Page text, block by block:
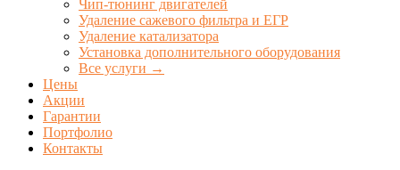
Чип-тюнинг двигателей
Удаление сажевого фильтра и ЕГР
Удаление катализатора
Установка дополнительного оборудования
Все услуги →
Цены
Акции
Гарантии
Портфолио
Контакты